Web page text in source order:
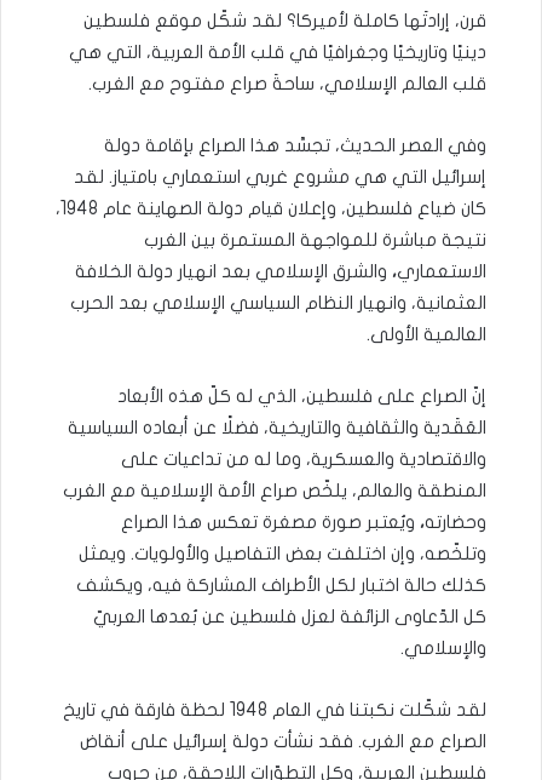
قرن، إرادتَها كاملة لأميركا؟ لقد شكّل موقع فلسطين
دينيًا وتاريخيًا وجغرافيًا في قلب الأمة العربية، التي هي
قلب العالم الإسلامي، ساحةَ صراع مفتوح مع الغرب.
وفي العصر الحديث، تجسَّد هذا الصراع بإقامة دولة
إسرائيل التي هي مشروع غربي استعماري بامتياز. لقد
كان ضياع فلسطين، وإعلان قيام دولة الصهاينة عام 1948،
نتيجة مباشرة للمواجهة المستمرة بين الغرب
الاستعماري، والشرق الإسلامي بعد انهيار دولة الخلافة
العثمانية، وانهيار النظام السياسي الإسلامي بعد الحرب
العالمية الأولى.
إنّ الصراع على فلسطين، الذي له كلّ هذه الأبعاد
العَقَدية والثقافية والتاريخية، فضلًا عن أبعاده السياسية
والاقتصادية والعسكرية، وما له من تداعيات على
المنطقة والعالم، يلخّص صراع الأمة الإسلامية مع الغرب
وحضارته، ويُعتبر صورة مصغرة تعكس هذا الصراع
وتلخّصه، وإن اختلفت بعض التفاصيل والأولويات. ويمثل
كذلك حالة اختبار لكل الأطراف المشاركة فيه، ويكشف
كل الدّعاوى الزائفة لعزل فلسطين عن بُعدها العربيّ
والإسلامي.
لقد شكّلت نكبتنا في العام 1948 لحظة فارقة في تاريخ
الصراع مع الغرب. فقد نشأت دولة إسرائيل على أنقاض
فلسطين العربية، وكل التطوّرات اللاحقة، من حروب